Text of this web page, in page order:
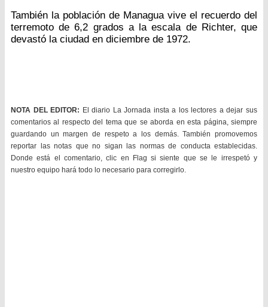
También la población de Managua vive el recuerdo del
terremoto de 6,2 grados a la escala de Richter, que
devastó la ciudad en diciembre de 1972.
NOTA DEL EDITOR: El diario La Jornada insta a los lectores a dejar sus
comentarios al respecto del tema que se aborda en esta página, siempre
guardando un margen de respeto a los demás. También promovemos
reportar las notas que no sigan las normas de conducta establecidas.
Donde está el comentario, clic en Flag si siente que se le irrespetó y
nuestro equipo hará todo lo necesario para corregirlo.